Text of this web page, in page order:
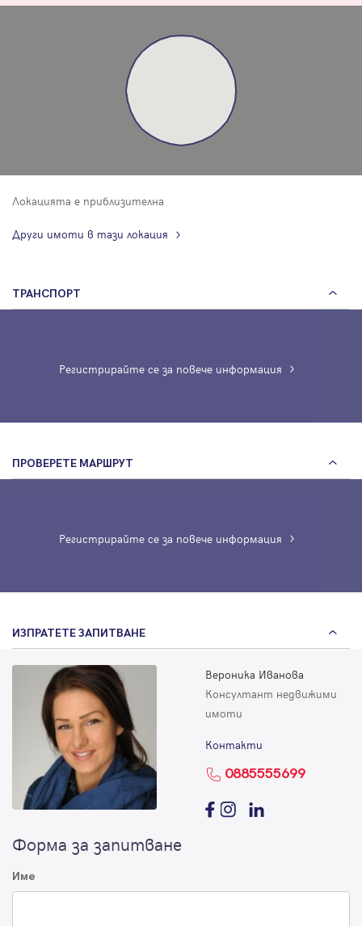
Локацията е приблизителна
Други имоти в тази локация
ТРАНСПОРТ
Регистрирайте се за повече информация
ПРОВЕРЕТЕ МАРШРУТ
Регистрирайте се за повече информация
ИЗПРАТЕТЕ ЗАПИТВАНЕ
Вероника Иванова
Консултант недвижими
имоти
Контакти
0885555699
Форма за запитване
Име